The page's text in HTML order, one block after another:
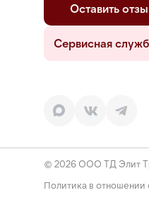
Оставить
Сервисная
© 2026 ООО ТД Элит
Политика в отношении